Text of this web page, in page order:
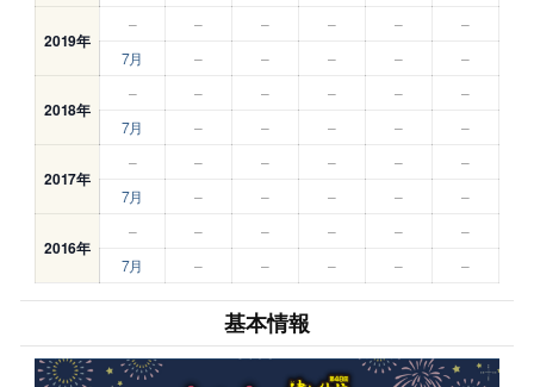
2019年
– – – – –
–
7月
– – – – –
2018年
– – – – –
–
7月
– – – – –
2017年
– – – – –
–
7月
– – – – –
2016年
– – – – –
–
7月
– – – – –
基本情報